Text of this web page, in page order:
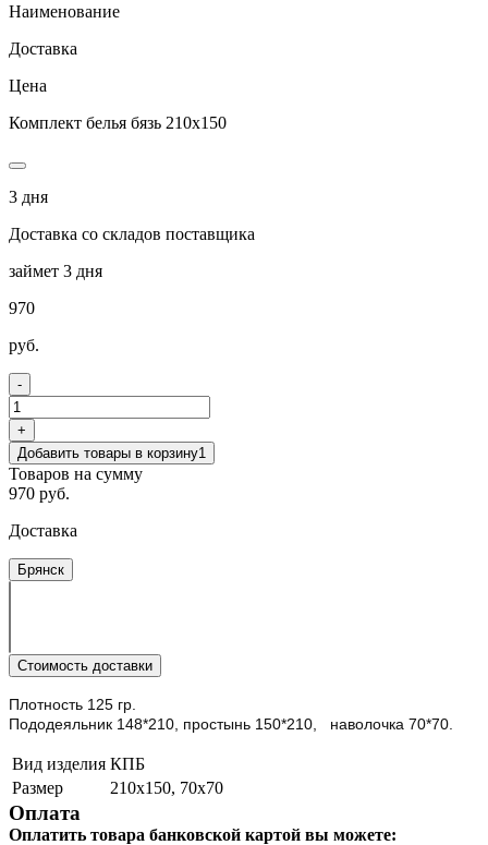
Наименование
Доставка
Цена
Комплект белья бязь 210х150
3 дня
Доставка со складов поставщика
займет 3 дня
970
руб.
-
+
Добавить товары в корзину1
Товаров на сумму
970 руб.
Доставка
Брянск
Стоимость доставки
Плотность 125 гр.
Пододеяльник 148*210, простынь 150*210, наволочка 70*70.
Вид изделия КПБ
Размер
210х150, 70х70
Оплата
Оплатить товара банковской картой вы можете: